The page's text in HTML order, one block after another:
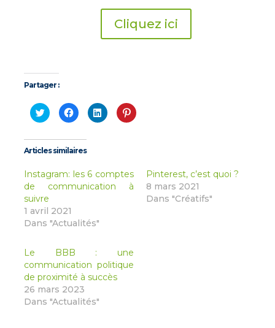
Cliquez ici
Partager :
Cliquez
pour
partager
Twitter(ouvre
dans
une
Cliquez
pour
partager
Facebook(ouvre
dans
une
fenêtre)
Cliquez
pour
partager
fenêtre)
Cliquez
pour
fenêtre)
Articles similaires
Instagram: les 6 comptes
de communication à
suivre
1 avril 2021
Dans "Actualités"
Pinterest, c’est quoi ?
8 mars 2021
Dans "Créatifs"
Le BBB : une
communication politique
de proximité à succès
26 mars 2023
Dans "Actualités"